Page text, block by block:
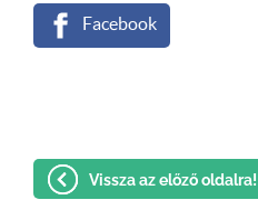
Facebook
Vissza az előző oldalra!